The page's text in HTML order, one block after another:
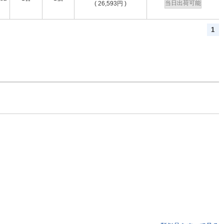
( 26,593円 )
当日出荷可能
1